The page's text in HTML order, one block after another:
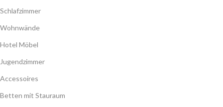
Schlafzimmer
Wohnwände
Hotel Möbel
Jugendzimmer
Accessoires
Betten mit Stauraum